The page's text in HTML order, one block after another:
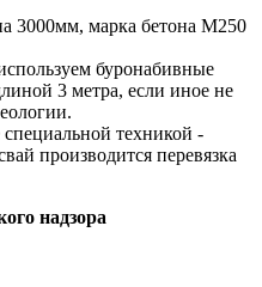
3000мм, марка бетона М250
буронабивные
3 метра, если иное не
техникой -
производится перевязка
надзора